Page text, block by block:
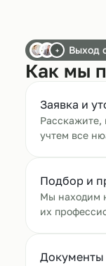
+ Выход
Как мы
Заявка и
Расскажите,
учтем все
Подбор и
Мы находим
их
Документы